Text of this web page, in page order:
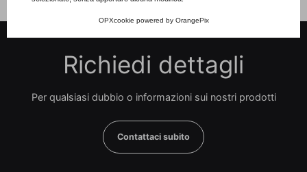
OPXcookie powered by OrangePix
Richiedi dettagli
Per qualsiasi dubbio o informazioni sui nostri prodotti
Contattaci subito